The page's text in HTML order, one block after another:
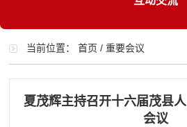
当前位置：首页 /重要会议
夏茂辉主持召开十六届茂县
会议